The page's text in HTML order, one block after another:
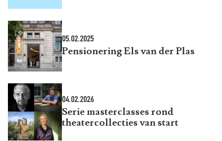
05.02.2025
Pensionering Els van der Plas
04.02.2026
Serie masterclasses rond
theatercollecties van start